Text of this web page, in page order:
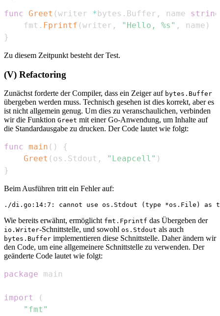
func Greet (writer *bytes . Buffer , name string
    fmt
. Fprintf (writer , "Hello, %s" , name )
}
Zu diesem Zeitpunkt besteht der Test.
(V) Refactoring
Zunächst forderte der Compiler, dass ein Zeiger auf bytes.Buffer
übergeben werden muss. Technisch gesehen ist dies korrekt, aber es
ist nicht allgemein genug. Um dies zu veranschaulichen, verbinden
wir die Funktion Greet mit einer Go-Anwendung, um Inhalte auf
die Standardausgabe zu drucken. Der Code lautet wie folgt:
func main ( )
{
Greet ( os . Stdout , "Leapcell" )
}
Beim Ausführen tritt ein Fehler auf:
Wie bereits erwähnt, ermöglicht fmt.Fprintf das Übergeben der
io.Writer-Schnittstelle, und sowohl os.Stdout als auch
bytes.Buffer implementieren diese Schnittstelle. Daher ändern wir
den Code, um eine allgemeinere Schnittstelle zu verwenden. Der
geänderte Code lautet wie folgt:
package
import
(
"fmt"